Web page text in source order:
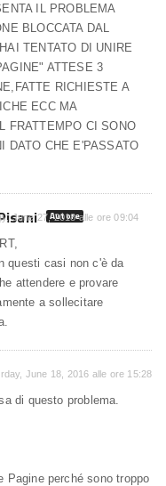
IL PROBLEMA
BLOCCATA DAL
TENTATO DI UNIRE
ATTESE 3
RICHIESTE A
ECC MA
FRATTEMPO CI SONO
DATO CHE E'PASSATO
Autore
June 27, 2018 alle ore 09:04
questi casi non c'è da
attendere e provare
a sollecitare
June 18, 2016 alle ore 15:28
di questo problema.
Pagine perché sono troppo